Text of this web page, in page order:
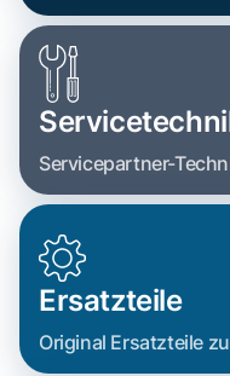
Servicepartner-
Ersatzteile
Original Ersatzteile